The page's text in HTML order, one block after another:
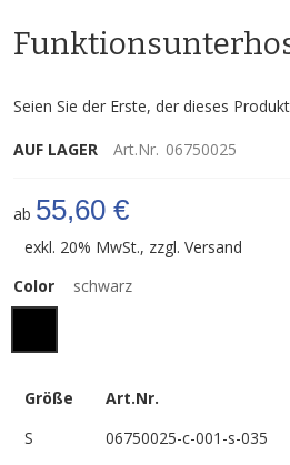
der
Seien Sie der Erste, der dieses
AUF LAGER Art.Nr. 06750025
ab 55,60 €
exkl. 20% MwSt., zzgl. Versand
Color
schwarz
Größe Art.Nr.
S
06750025-c-001-s-035